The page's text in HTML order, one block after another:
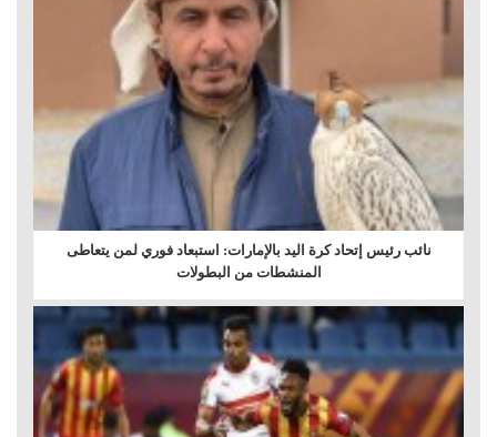
نائب رئيس إتحاد كرة اليد بالإمارات: استبعاد فوري لمن يتعاطى
المنشطات من البطولات